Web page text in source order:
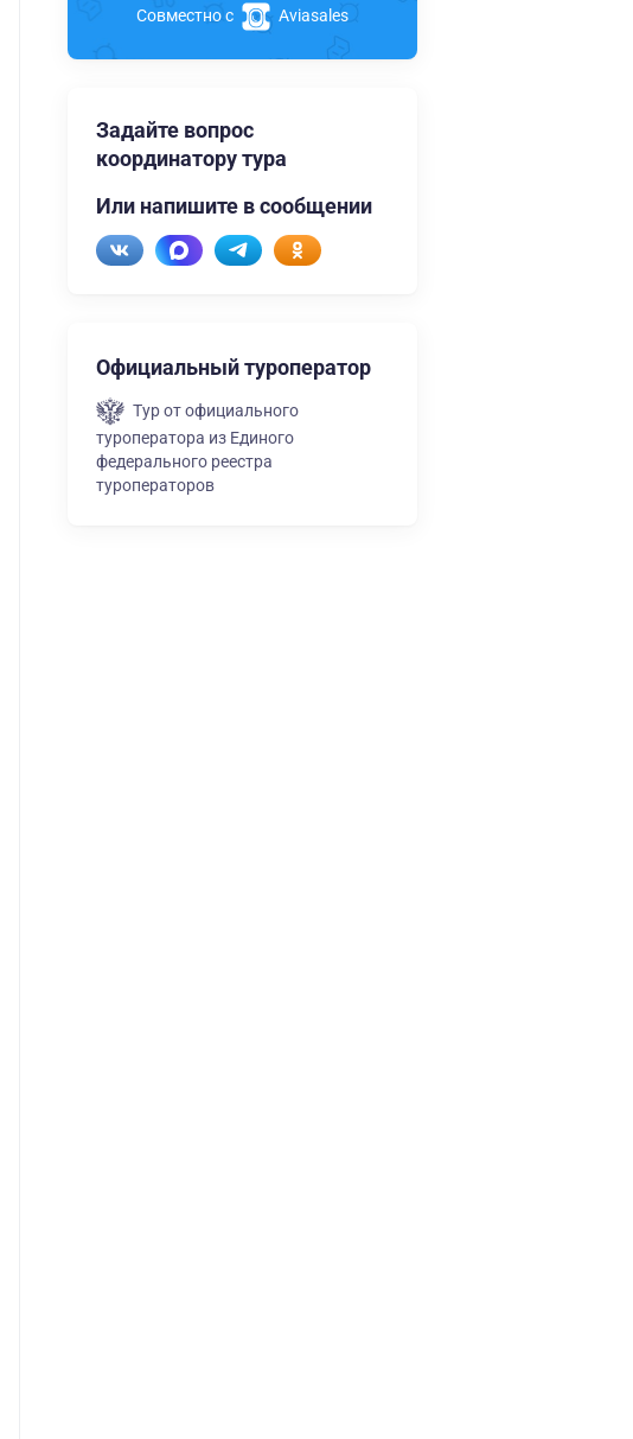
Совместно с Aviasales
Задайте вопрос
координатору тура
Или напишите в сообщении
Официальный туроператор
Тур от официального
туроператора из Единого
федерального реестра
туроператоров